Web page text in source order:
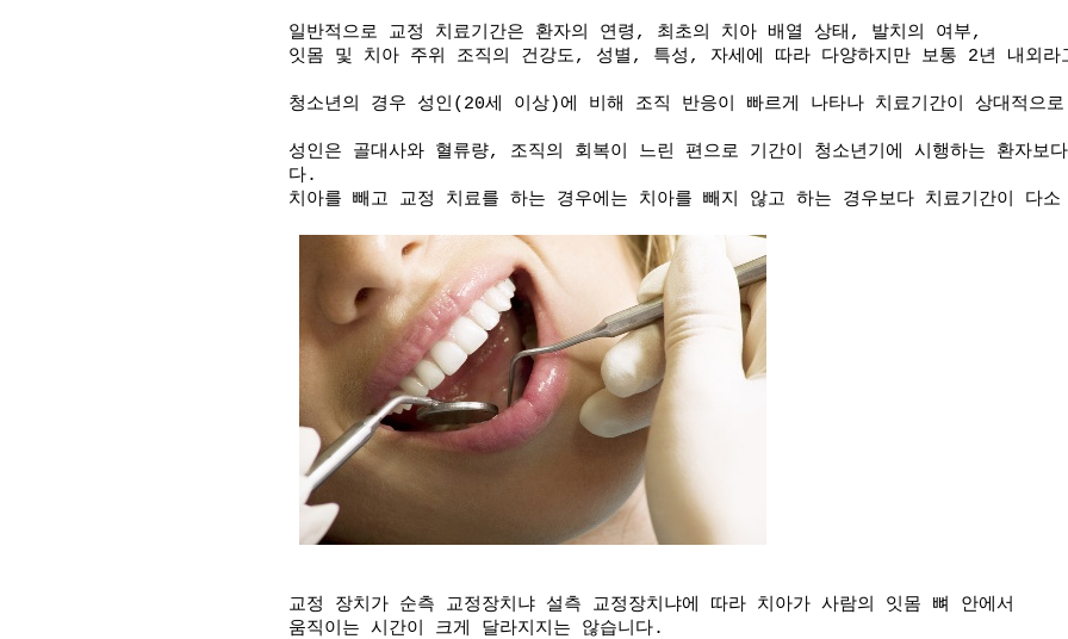
일반적으로 교정 치료기간은 환자의 연령, 최초의 치아 배열 상태, 발치의 여부,
잇몸 및 치아 주위 조직의 건강도, 성별, 특성, 자세에 따라 다양하지만 보통 2년 내외
청소년의 경우 성인(20세 이상)에 비해 조직 반응이 빠르게 나타나 치료기간이 상대적으
성인은 골대사와 혈류량, 조직의 회복이 느린 편으로 기간이 청소년기에 시행하는 환자보
다.
치아를 빼고 교정 치료를 하는 경우에는 치아를 빼지 않고 하는 경우보다 치료기간이 다
교정 장치가 순측 교정장치냐 설측 교정장치냐에 따라 치아가 사람의 잇몸 뼈 안에서
움직이는 시간이 크게 달라지지는 않습니다.